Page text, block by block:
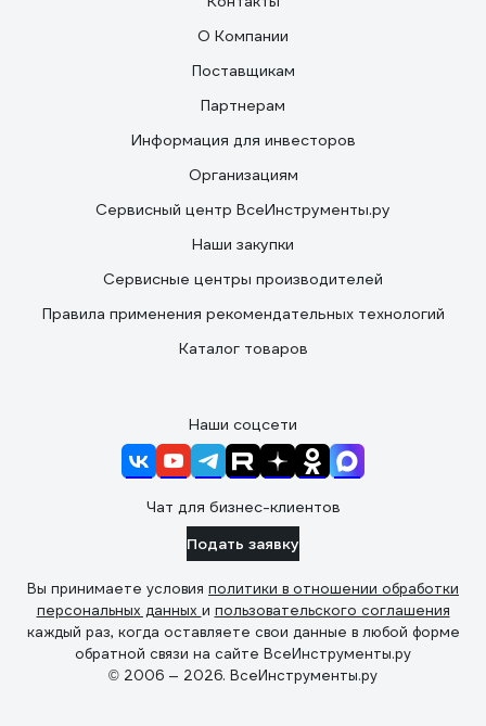
О Компании
Поставщикам
Партнерам
Информация для инвесторов
Организациям
Сервисный центр ВсеИнструменты.ру
Наши закупки
Сервисные центры производителей
Правила применения рекомендательных технологий
Каталог товаров
Наши соцсети
Чат для бизнес-клиентов
Подать заявку
Вы принимаете условия политики в отношении обработки
персональных данных и пользовательского соглашения
каждый раз, когда оставляете свои данные в любой форме
обратной связи на сайте ВсеИнструменты.ру
© 2006 — 2026. ВсеИнструменты.ру